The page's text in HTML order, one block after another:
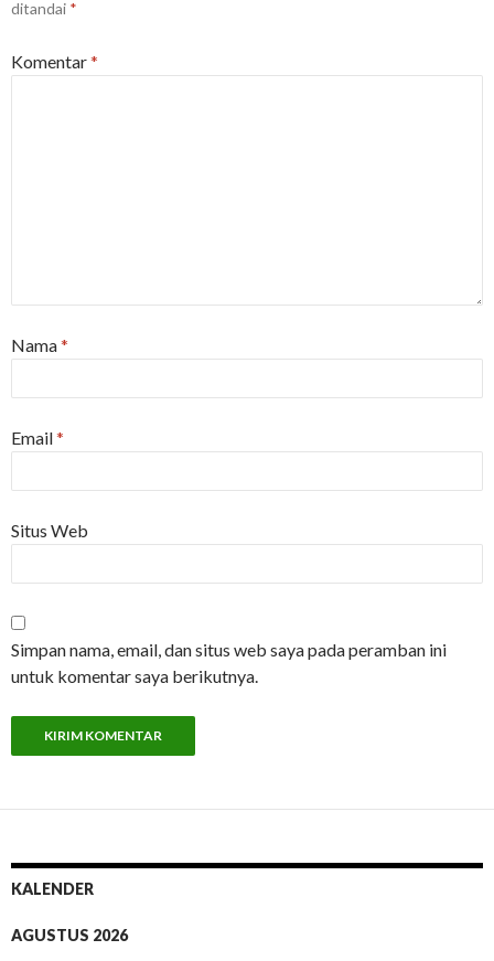
ditandai *
Komentar*
Nama*
Email*
Situs Web
Simpan nama, email, dan situs web saya pada peramban ini
untuk komentar saya berikutnya.
KALENDER
AGUSTUS 2026